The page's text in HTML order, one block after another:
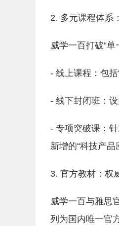
2. 多元课程体系
威学一百打破“
- 线上课程：包括
- 线下封闭班：设
- 专项突破课：
新增的“科技产品
3. 官方教材：权
威学一百与雅思
列为国内唯一官